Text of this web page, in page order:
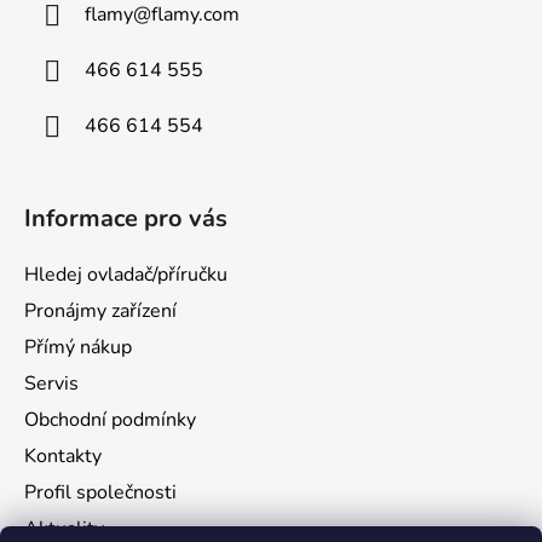
flamy@flamy.com
466 614 555
466 614 554
Informace pro vás
Hledej ovladač/příručku
Pronájmy zařízení
Přímý nákup
Servis
Obchodní podmínky
Kontakty
Profil společnosti
Aktuality